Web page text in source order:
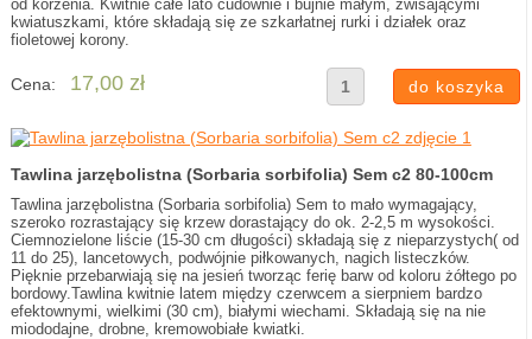
od korzenia. Kwitnie całe lato cudownie i bujnie małym, zwisającymi
kwiatuszkami, które składają się ze szkarłatnej rurki i działek oraz
fioletowej korony.
Cena: 17,00 zł
Tawlina jarzębolistna (Sorbaria sorbifolia) Sem c2 80-100cm
Tawlina jarzębolistna (Sorbaria sorbifolia) Sem to mało wymagający,
szeroko rozrastający się krzew dorastający do ok. 2-2,5 m wysokości.
Ciemnozielone liście (15-30 cm długości) składają się z nieparzystych( od
11 do 25), lancetowych, podwójnie piłkowanych, nagich listeczków.
Pięknie przebarwiają się na jesień tworząc ferię barw od koloru żółtego po
bordowy.Tawlina kwitnie latem między czerwcem a sierpniem bardzo
efektownymi, wielkimi (30 cm), białymi wiechami. Składają się na nie
miododajne, drobne, kremowobiałe kwiatki.